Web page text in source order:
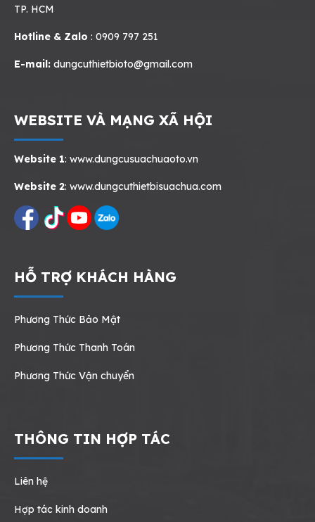
TP. HCM
Hotline & Zalo : 0909 797 251
E-mail: dungcuthietbioto@gmail.com
WEBSITE VÀ MẠNG XÃ HỘI
Website 1: www.dungcusuachuaoto.vn
Website 2: www.dungcuthietbisuachua.com
HỖ TRỢ KHÁCH HÀNG
Phương Thức Bảo Mật
Phương Thức Thanh Toán
Phương Thức Vận chuyển
THÔNG TIN HỢP TÁC
Liên hệ
Hợp tác kinh doanh